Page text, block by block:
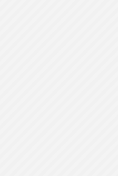
厳